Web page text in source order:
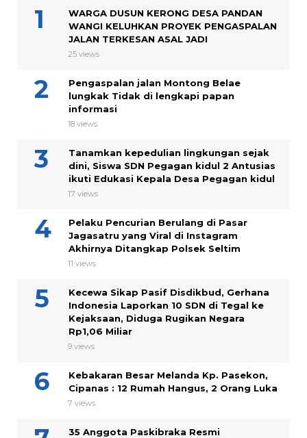
WARGA DUSUN KERONG DESA PANDAN
WANGI KELUHKAN PROYEK PENGASPALAN
JALAN TERKESAN ASAL JADI
25 views
Pengaspalan jalan Montong Belae
lungkak Tidak di lengkapi papan
informasi
18 views
Tanamkan kepedulian lingkungan sejak
dini, Siswa SDN Pegagan kidul 2 Antusias
ikuti Edukasi Kepala Desa Pegagan kidul
17 views
Pelaku Pencurian Berulang di Pasar
Jagasatru yang Viral di Instagram
Akhirnya Ditangkap Polsek Seltim
11 views
Kecewa Sikap Pasif Disdikbud, Gerhana
Indonesia Laporkan 10 SDN di Tegal ke
Kejaksaan, Diduga Rugikan Negara
Rp1,06 Miliar
9 views
Kebakaran Besar Melanda Kp. Pasekon,
Cipanas : 12 Rumah Hangus, 2 Orang Luka
7 views
35 Anggota Paskibraka Resmi